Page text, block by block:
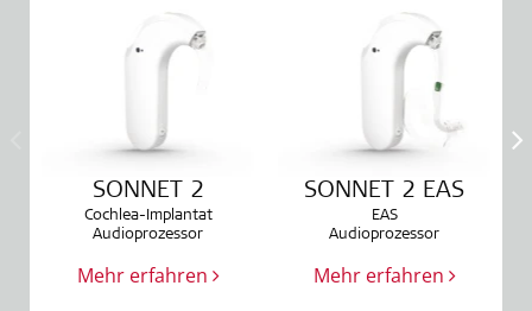
SONNET 2
Cochlea-Implantat
Audioprozessor
Mehr erfahren
SONNET 2 EAS
EAS
Audioprozessor
Mehr erfahren